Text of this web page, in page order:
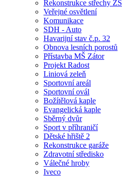
Rekonstrukce střechy ZŠ
Veřejné osvětlení
Komunikace
SDH - Auto
Havarijní stav č.p. 32
Obnova lesních porostů
Přístavba MŠ Zátor
Projekt Radost
Liniová zeleň
Sportovní areál
Sportovní ovál
Božítělová kaple
Evangelická kaple
Sběrný dvůr
Sport v příhraničí
Dětské hřiště 2
Rekonstrukce garáže
Zdravotní středisko
Válečné hroby
Iveco